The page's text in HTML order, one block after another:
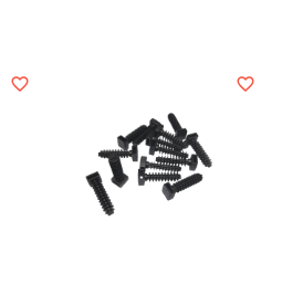
favorite_border favorite_border